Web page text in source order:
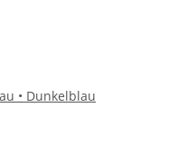
• Dunkelblau